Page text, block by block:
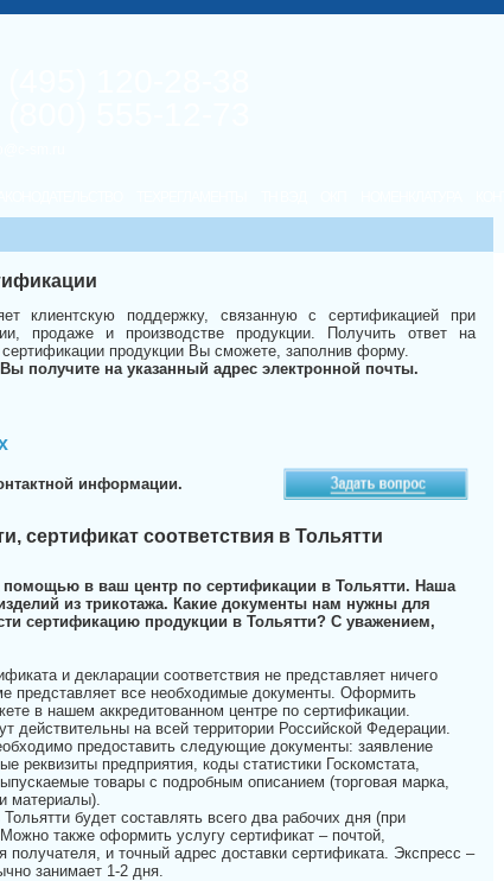
клиентскую поддержку, связанную с сертификацией при
продаже и производстве продукции. Получить ответ на
продукции Вы сможете, заполнив форму.
Вы получите на указанный адрес электронной почты.
информации.
сертификат соответствия в Тольятти
в ваш центр по сертификации в Тольятти. Наша
из трикотажа. Какие документы нам нужны для
сертификацию продукции в Тольятти? С уважением,
и декларации соответствия не представляет ничего
представляет все необходимые документы. Оформить
в нашем аккредитованном центре по сертификации.
действительны на всей территории Российской Федерации.
предоставить следующие документы: заявление
реквизиты предприятия, коды статистики Госкомстата,
товары с подробным описанием (торговая марка,
материалы).
будет составлять всего два рабочих дня (при
также оформить услугу сертификат – почтой,
и точный адрес доставки сертификата. Экспресс –
занимает 1-2 дня.